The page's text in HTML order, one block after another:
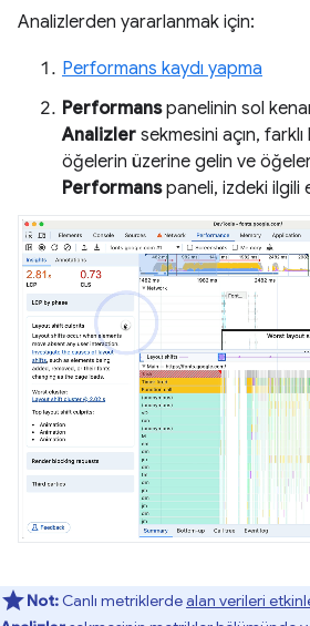
Analizlerden yararlanmak için:
Performans kaydı yapma
Performanspanelinin sol
Analizler sekmesini açın,
öğelerin üzerine gelin ve öğeleri
Performanspaneli, izdeki ilgili
Not: Canlı metriklerdealan verileri